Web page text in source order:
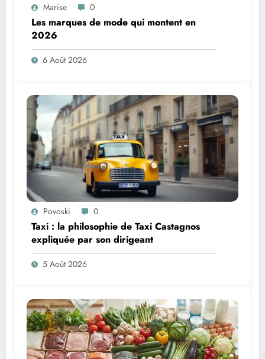
Marise 0
Les marques de mode qui montent en
2026
6 Août 2026
Povoski 0
Taxi : la philosophie de Taxi Castagnos
expliquée par son dirigeant
5 Août 2026